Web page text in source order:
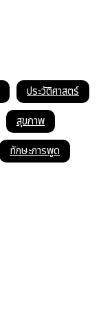
ประวัติศาสตร์
สุขภาพ
ทักษะการพูด